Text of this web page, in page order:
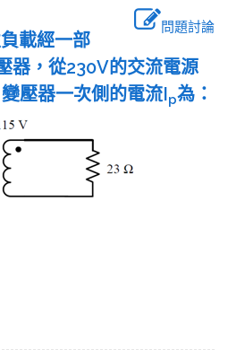
問題討論
載經一部
器，從230V的交流電源
壓器一次側的電流Ip為：